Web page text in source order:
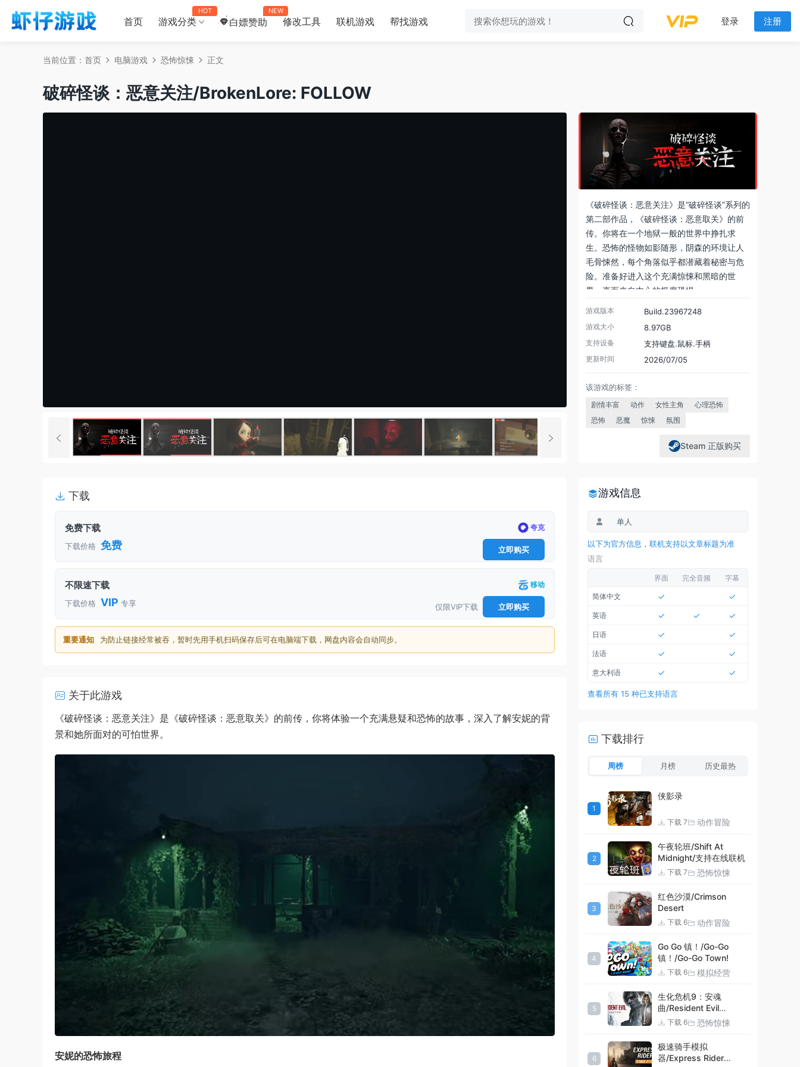
首页 游戏分类
HOT
白嫖赞助
NEW
修改工具 联机游戏 帮找游戏 登录 注册
当前位置： 首页 电脑游戏 恐怖惊悚 正文
破碎怪谈：恶意关注/BrokenLore: FOLLOW
《破碎怪谈：恶意关注》是“破碎怪谈”系列的
第二部作品，《破碎怪谈：恶意取关》的前
传。你将在一个地狱一般的世界中挣扎求
生。恐怖的怪物如影随形，阴森的环境让人
毛骨悚然，每个角落似乎都潜藏着秘密与危
险。准备好进入这个充满惊悚和黑暗的世
界，直面来自内心的极度恐惧。
游戏版本 Build.23967248
游戏大小 8.97GB
支持设备 支持键盘.鼠标.手柄
更新时间 2026/07/05
该游戏的标签：
剧情丰富 动作 女性主角
心理恐怖
恐怖
恶魔 惊悚 氛围
Steam 正版购买
下载
免费下载 夸克
下载价格 免费 立即购买
不限速下载 移动
下载价格 VIP 专享 仅限VIP下载 立即购买
重要通知 为防止链接经常被吞，暂时先用手机扫码保存后可在电脑端下载，网盘内容会自动同步。
关于此游戏
《破碎怪谈：恶意关注》是《破碎怪谈：恶意取关》的前传，你将体验一个充满悬疑和恐怖的故事，深入了解安妮的背
景和她所面对的可怕世界。
安妮的恐怖旅程
游戏信息
单人
以下为官方信息，联机支持以文章标题为准
语言
界面 完全音频 字幕
简体中文 ✓ ✓
英语 ✓ ✓ ✓
日语 ✓ ✓
法语 ✓ ✓
意大利语 ✓ ✓
查看所有 15 种已支持语言
下载排行
周榜 月榜 历史最热
1
侠影录
下载 7 动作冒险
2
午夜轮班/Shift At
Midnight/支持在线联机
下载 7 恐怖惊悚
3
红色沙漠/Crimson
Desert
下载 6 动作冒险
4
Go Go 镇！/Go-Go
镇！/Go-Go Town!
下载 6 模拟经营
5
生化危机9：安魂
曲/Resident Evil
Requiem
下载 6 恐怖惊悚
6
极速骑手模拟
器/Express Rider